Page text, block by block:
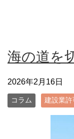
海の道を
2026年2月16日
コラム 建設業